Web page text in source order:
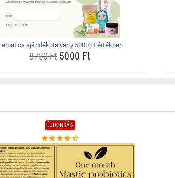
ajándékutalvány 5000 Ft értékben
8730 Ft5000 Ft
ÚJDONSÁG